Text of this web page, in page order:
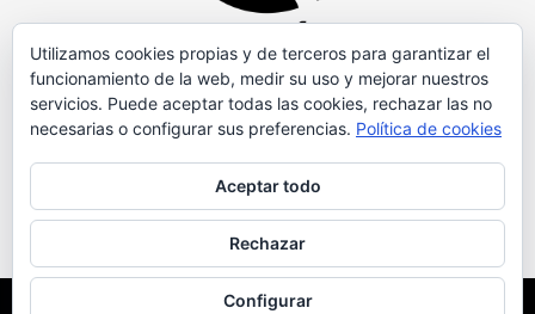
Utilizamos cookies propias y de terceros para garantizar el
funcionamiento de la web, medir su uso y mejorar nuestros
servicios. Puede aceptar todas las cookies, rechazar las no
necesarias o configurar sus preferencias. Política de cookies
Aceptar todo
Rechazar
Configurar